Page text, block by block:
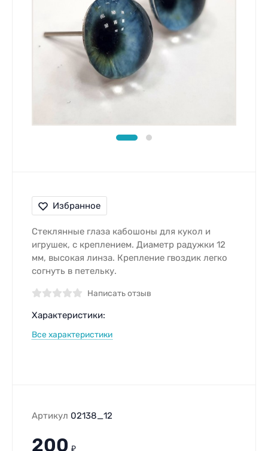
Избранное
Стеклянные глаза кабошоны для кукол и
игрушек, c креплением. Диаметр радужки 12
мм, высокая линза. Крепление гвоздик легко
согнуть в петельку.
Написать отзыв
Характеристики:
Все характеристики
Артикул 02138_12
200 ₽